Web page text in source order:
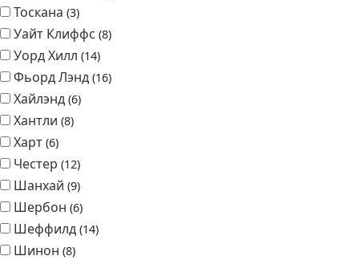
Тоскана 3
Уайт Клиффс 8
Уорд Хилл 14
Фьорд Лэнд 16
Хайлэнд 6
Хантли 8
Харт 6
Честер 12
Шанхай 9
Шербон 6
Шеффилд 14
Шинон 8